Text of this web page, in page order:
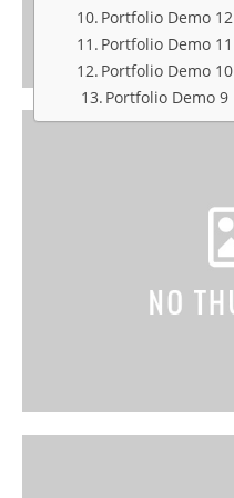
Portfolio Demo 12
Portfolio Demo 11
Portfolio Demo 10
Portfolio Demo 9